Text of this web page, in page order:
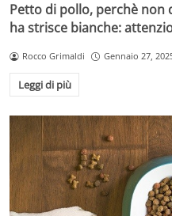
Petto di pollo, perchè non
ha strisce bianche:
Rocco Grimaldi Gennaio 27,
Leggi di più